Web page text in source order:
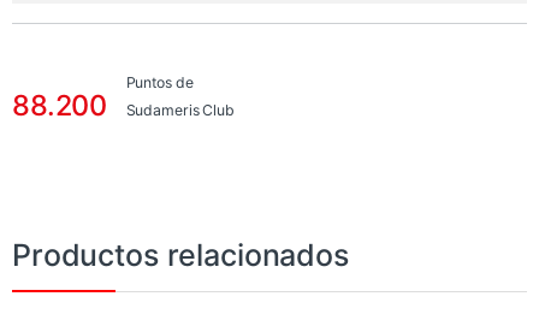
88.200
Puntos de
Sudameris Club
Productos relacionados